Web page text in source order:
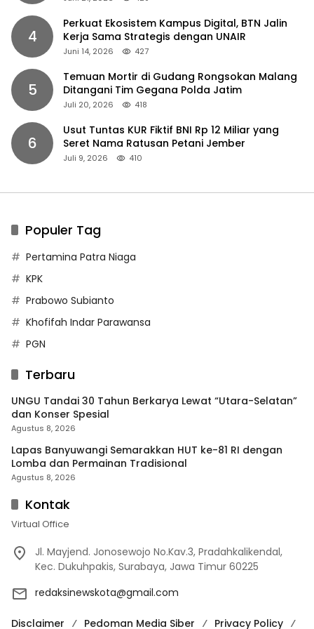
4
Perkuat Ekosistem Kampus Digital, BTN Jalin
Kerja Sama Strategis dengan UNAIR
Juni 14, 2026 427
5
Temuan Mortir di Gudang Rongsokan Malang
Ditangani Tim Gegana Polda Jatim
Juli 20, 2026 418
6
Usut Tuntas KUR Fiktif BNI Rp 12 Miliar yang
Seret Nama Ratusan Petani Jember
Juli 9, 2026 410
Populer Tag
Pertamina Patra Niaga
KPK
Prabowo Subianto
Khofifah Indar Parawansa
PGN
Terbaru
UNGU Tandai 30 Tahun Berkarya Lewat “Utara-Selatan”
dan Konser Spesial
Agustus 8, 2026
Lapas Banyuwangi Semarakkan HUT ke-81 RI dengan
Lomba dan Permainan Tradisional
Agustus 8, 2026
Kontak
Virtual Office
Jl. Mayjend. Jonosewojo No.Kav.3, Pradahkalikendal,
Kec. Dukuhpakis, Surabaya, Jawa Timur 60225
redaksinewskota@gmail.com
Disclaimer Pedoman Media Siber Privacy Policy